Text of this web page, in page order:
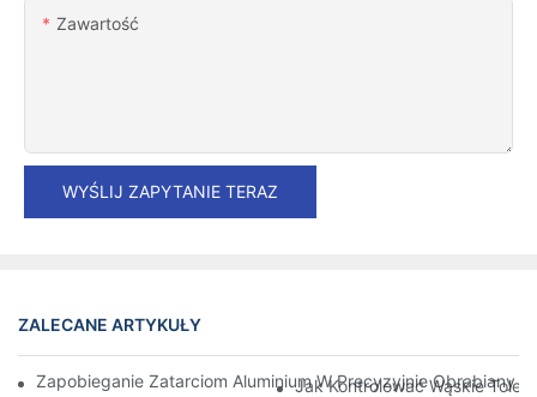
Zawartość
WYŚLIJ ZAPYTANIE TERAZ
ZALECANE ARTYKUŁY
Zapobieganie Zatarciom Aluminium W Precyzyjnie
Jak Kontrolować Wąskie